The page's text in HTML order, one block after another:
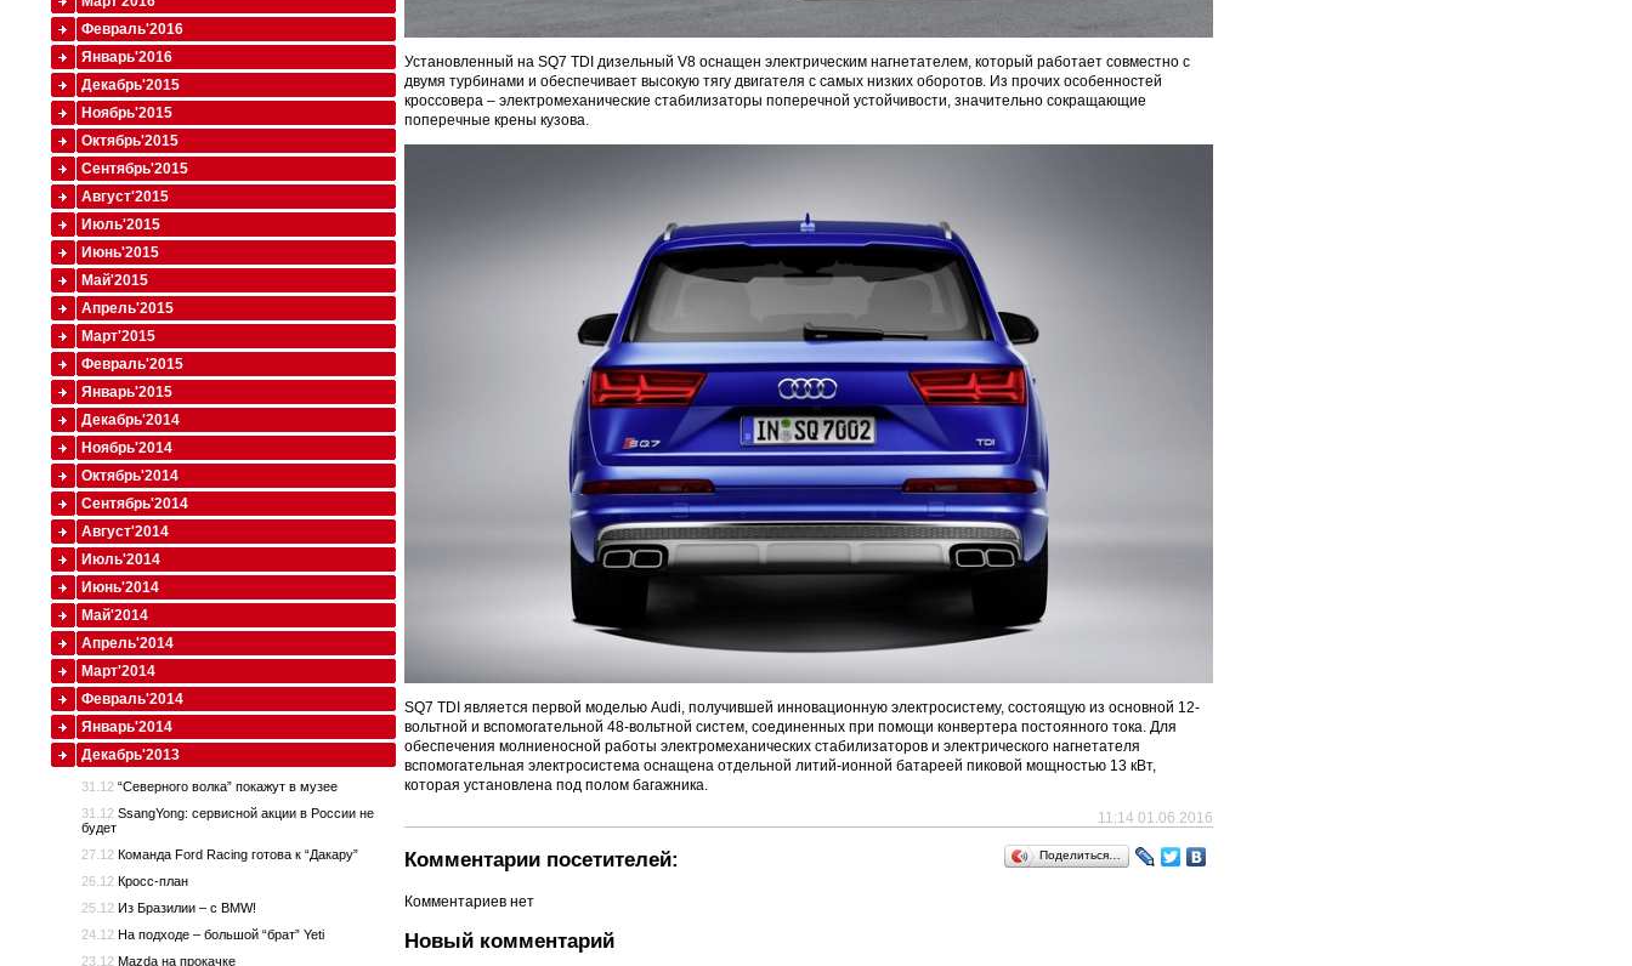
Установленный на SQ7 TDI дизельный V8 оснащен электрическим нагнетателем, который работает совместно с
двумя турбинами и обеспечивает высокую тягу двигателя с самых низких оборотов. Из прочих особенностей
кроссовера – электромеханические стабилизаторы поперечной устойчивости, значительно сокращающие
поперечные крены кузова.
SQ7 TDI является первой моделью Audi, получившей инновационную электросистему, состоящую из основной 12-
вольтной и вспомогательной 48-вольтной систем, соединенных при помощи конвертера постоянного тока. Для
обеспечения молниеносной работы электромеханических стабилизаторов и электрического нагнетателя
вспомогательная электросистема оснащена отдельной литий-ионной батареей пиковой мощностью 13 кВт,
которая установлена под полом багажника.
11:14 01.06.2016
Поделиться…
Комментарии посетителей:
Комментариев нет
Новый комментарий
Февраль'2016
Январь'2016
Декабрь'2015
Ноябрь'2015
Октябрь'2015
Сентябрь'2015
Август'2015
Июль'2015
Июнь'2015
Май'2015
Апрель'2015
Март'2015
Февраль'2015
Январь'2015
Декабрь'2014
Ноябрь'2014
Октябрь'2014
Сентябрь'2014
Август'2014
Июль'2014
Июнь'2014
Май'2014
Апрель'2014
Март'2014
Февраль'2014
Январь'2014
Декабрь'2013
31.12 “Северного волка” покажут в музее
31.12 SsangYong: сервисной акции в России не
будет
27.12 Команда Ford Racing готова к “Дакару”
26.12 Кросс-план
25.12 Из Бразилии – с BMW!
24.12 На подходе – большой “брат” Yeti
23.12 Mazda на прокачке